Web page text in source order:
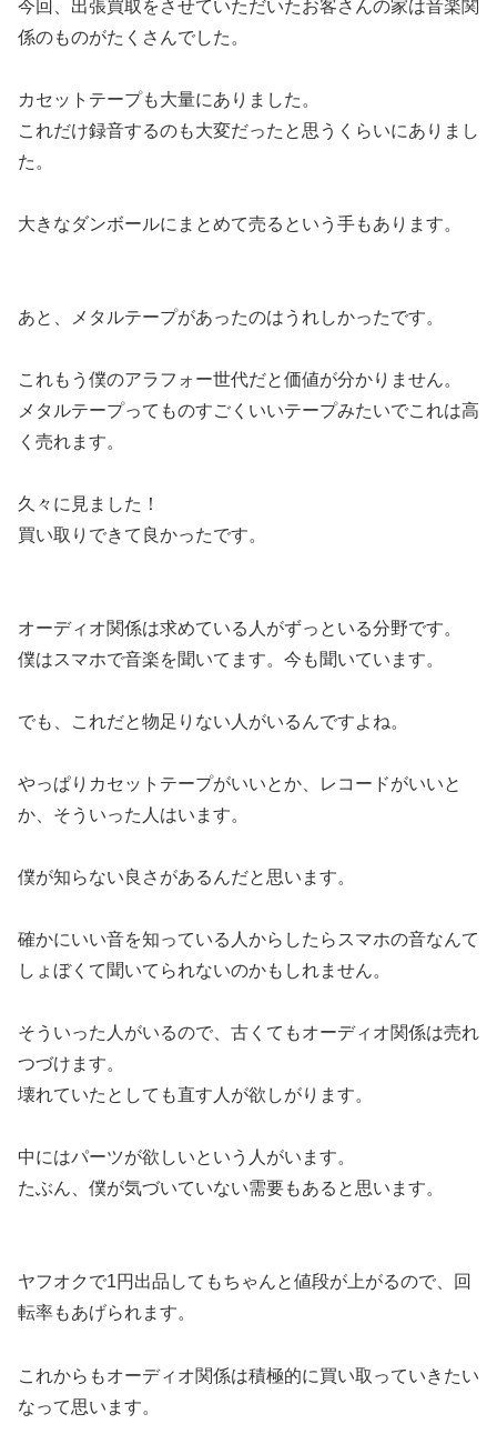
今回、出張買取をさせていただいたお客さんの家は音楽関
係のものがたくさんでした。
カセットテープも大量にありました。
これだけ録音するのも大変だったと思うくらいにありまし
た。
大きなダンボールにまとめて売るという手もあります。
あと、メタルテープがあったのはうれしかったです。
これもう僕のアラフォー世代だと価値が分かりません。
メタルテープってものすごくいいテープみたいでこれは高
く売れます。
久々に見ました！
買い取りできて良かったです。
オーディオ関係は求めている人がずっといる分野です。
僕はスマホで音楽を聞いてます。今も聞いています。
でも、これだと物足りない人がいるんですよね。
やっぱりカセットテープがいいとか、レコードがいいと
か、そういった人はいます。
僕が知らない良さがあるんだと思います。
確かにいい音を知っている人からしたらスマホの音なんて
しょぼくて聞いてられないのかもしれません。
そういった人がいるので、古くてもオーディオ関係は売れ
つづけます。
壊れていたとしても直す人が欲しがります。
中にはパーツが欲しいという人がいます。
たぶん、僕が気づいていない需要もあると思います。
ヤフオクで1円出品してもちゃんと値段が上がるので、回
転率もあげられます。
これからもオーディオ関係は積極的に買い取っていきたい
なって思います。